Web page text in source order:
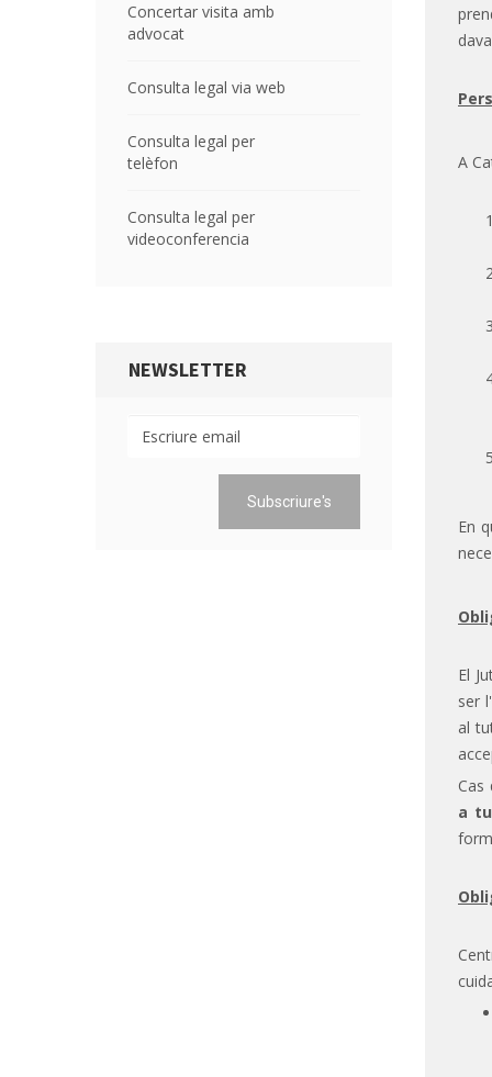
A
En
El
ser
al
Cas
a
Concertar visita amb
advocat
Consulta legal via web
Consulta legal per
telèfon
Consulta legal per
videoconferencia
NEWSLETTER